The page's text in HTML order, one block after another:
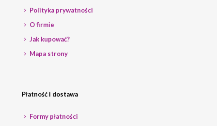
Polityka prywatności
O firmie
Jak kupować?
Mapa strony
Płatność i dostawa
Formy płatności